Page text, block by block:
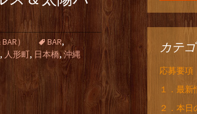
） BAR,
, 人形町, 日本橋,沖縄
カテ
応募要項
１．最新
２．本日